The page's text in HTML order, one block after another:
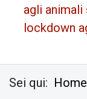
agli
lockdown
Sei qui: Home